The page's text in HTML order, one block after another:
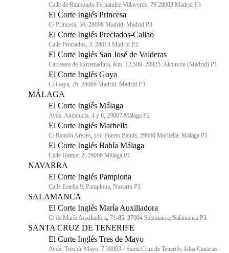
Calle de Raimundo Fernández Villaverde, 79 28003 Madrid P3
El Corte Inglés Princesa
C/ Princesa, 56, 28008 Madrid, Madrid P3
El Corte Inglés Preciados-Callao
Calle Preciados, 3. 28013 Madrid P2
El Corte Inglés San José de Valderas
Carretera de Extremadura, Km. 12,500. 28925. Alcorcón (Madrid) P1
El Corte Inglés Goya
C/ Goya, 76, 28009 Madrid, Madrid P3
MÁLAGA
El Corte Inglés Málaga
Avda. Andalucía, 4 y 6, 29007 Málaga P2
El Corte Inglés Marbella
C/ Ramón Areces, s/n, Puerto Banús, 29660 Marbella, Málaga P1
El Corte Inglés Bahía Málaga
Calle Hamlet 2, 29006 Málaga P1
NAVARRA
El Corte Inglés Pamplona
Calle Estella 9, Pamplona, Navarra P3
SALAMANCA
El Corte Inglés María Auxiliadora
C/ de María Auxiliadora, 71-85, 37004 Salamanca, Salamanca P3
SANTA CRUZ DE TENERIFE
El Corte Inglés Tres de Mayo
Avda. Tres de Mayo, 7 38003 - Santa Cruz de Tenerife, Islas Canarias